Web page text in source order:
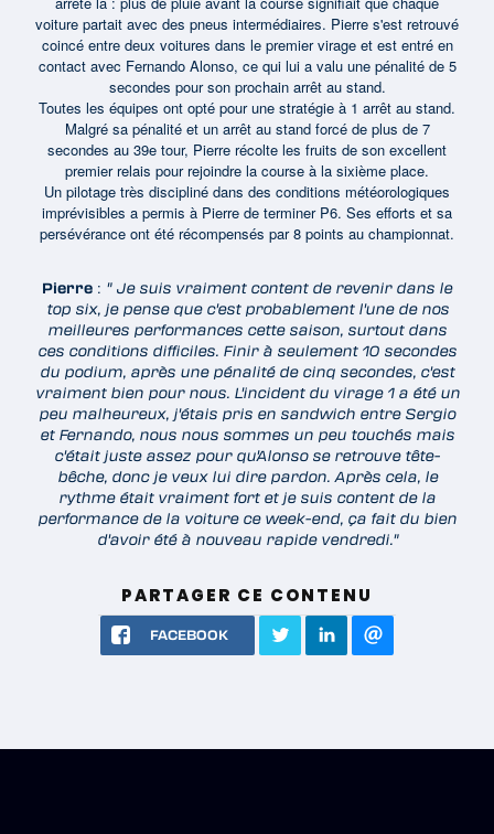
voiture partait avec des pneus intermédiaires. Pierre s'est retrouvé
coincé entre deux voitures dans le premier virage et est entré en
contact avec Fernando Alonso, ce qui lui a valu une pénalité de 5
secondes pour son prochain arrêt au stand.
Toutes les équipes ont opté pour une stratégie à 1 arrêt au stand.
Malgré sa pénalité et un arrêt au stand forcé de plus de 7
secondes au 39e tour, Pierre récolte les fruits de son excellent
premier relais pour rejoindre la course à la sixième place.
Un pilotage très discipliné dans des conditions météorologiques
imprévisibles a permis à Pierre de terminer P6. Ses efforts et sa
persévérance ont été récompensés par 8 points au championnat.
Pierre : " Je suis vraiment content de revenir dans le
top six, je pense que c'est probablement l'une de nos
meilleures performances cette saison, surtout dans
ces conditions difficiles. Finir à seulement 10 secondes
du podium, après une pénalité de cinq secondes, c'est
vraiment bien pour nous. L'incident du virage 1 a été un
peu malheureux, j'étais pris en sandwich entre Sergio
et Fernando, nous nous sommes un peu touchés mais
c'était juste assez pour qu'Alonso se retrouve tête-
bêche, donc je veux lui dire pardon. Après cela, le
rythme était vraiment fort et je suis content de la
performance de la voiture ce week-end, ça fait du bien
d'avoir été à nouveau rapide vendredi."
PARTAGER CE CONTENU
FACEBOOK